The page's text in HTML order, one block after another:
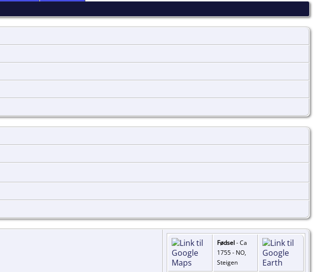
Fødsel- Ca
1755 - NO,
Steigen